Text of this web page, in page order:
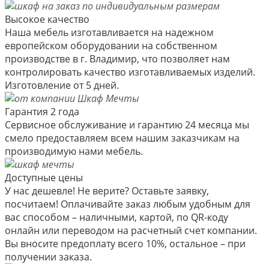
Высокое качество
Наша мебель изготавливается на надежном
европейском оборудовании на собственном
производстве в г. Владимир, что позволяет нам
контролировать качество изготавливаемых изделий.
Изготовление от 5 дней.
Гарантия 2 года
Сервисное обслуживание и гарантию 24 месяца мы
смело предоставляем всем нашим заказчикам на
производимую нами мебель.
Доступные цены
У нас дешевле! Не верите? Оставьте заявку,
посчитаем! Оплачивайте заказ любым удобным для
вас способом – наличными, картой, по QR-коду
онлайн или переводом на расчетный счет компании.
Вы вносите предоплату всего 10%, остальное – при
получении заказа.